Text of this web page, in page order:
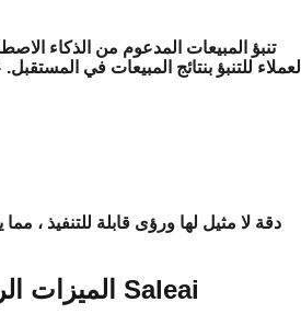
تنبؤ المبيعات المدعوم من الذكاء
العملاء للتنبؤ بنتائج المبيعات في
الميزات الرئيسية للتنبؤ المبيعات الذي يعمل به الذكاء الاصطناعى في Saleai